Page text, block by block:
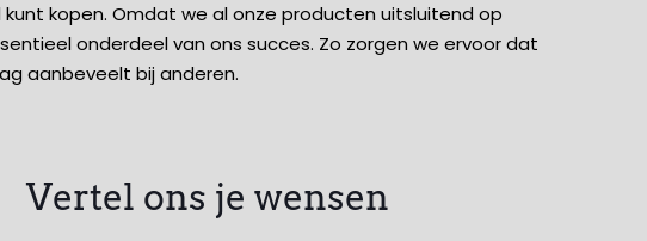
kopen. Omdat we al onze producten uitsluitend op
onderdeel van ons succes. Zo zorgen we ervoor dat
aanbeveelt bij anderen.
Vertel ons je wensen